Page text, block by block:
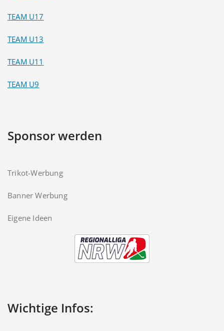
TEAM U17
TEAM U13
TEAM U11
TEAM U9
Sponsor werden
Trikot-Werbung
Banner Werbung
Eigene Ideen
Wichtige Infos: